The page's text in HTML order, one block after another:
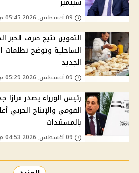
التموين تتيح صرف الخبز
الساحلية وتوضح تظلمات
الجديد
رئيس الوزراء يصدر قرارًا
القومي والإنتاج الحربي
بالمستندات